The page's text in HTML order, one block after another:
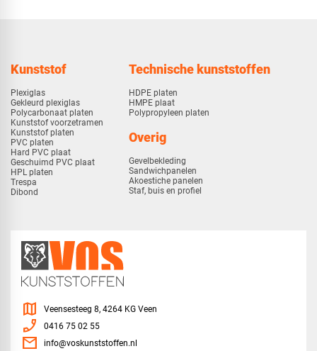
Kunststof
Plexiglas
Gekleurd plexiglas
Polycarbonaat platen
Kunststof voorzetramen
Kunststof platen
PVC platen
Hard PVC plaat
Geschuimd PVC plaat
HPL platen
Trespa
Dibond
Technische kunststoffen
HDPE platen
HMPE plaat
Polypropyleen platen
Overig
Gevelbekleding
Sandwichpanelen
Akoestiche panelen
Staf, buis en profiel
map Veensesteeg 8, 4264 KG Veen
phone_enabled 0416 75 02 55
mail info@voskunststoffen.nl